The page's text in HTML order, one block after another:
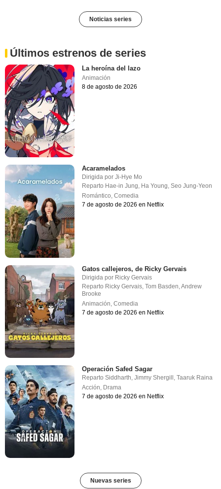
Noticias series
Últimos estrenos de series
La heroína del lazo
Animación
8 de agosto de 2026
Acaramelados
Dirigida porJi-Hye Mo
Reparto Hae-in Jung, Ha Young,Seo Jung-Yeon
Romántico,Comedia
7 de agosto de 2026 en Netflix
Gatos callejeros, de Ricky Gervais
Dirigida por Ricky Gervais
Reparto Ricky Gervais ,Tom Basden ,Andrew
Brooke
Animación ,Comedia
7 de agosto de 2026 en Netflix
Operación Safed Sagar
RepartoSiddharth,Jimmy Shergill,Taaruk Raina
Acción, Drama
7 de agosto de 2026 en Netflix
Nuevas series